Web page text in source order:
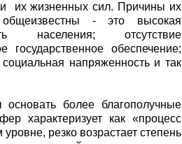
и их жизненных сил. Причины их
- это высокая
населения; отсутствие
государственное обеспечение;
напряженность и так
более благополучные
характеризует как «процесс
резко возрастает степень